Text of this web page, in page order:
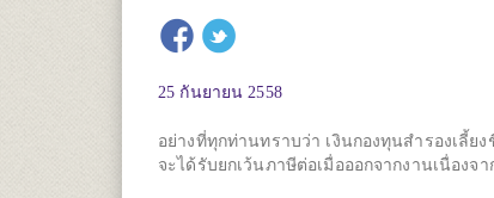
25 กันยายน 2558
อย่างที่ทุกท่านทราบว่า เงินกองทุนสำรองเลี้
จะได้รับยกเว้นภาษีต่อเมื่อออกจากงานเนื่อง